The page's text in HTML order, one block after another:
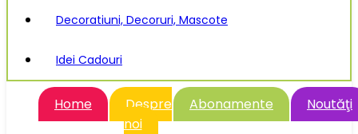
Decoratiuni, Decoruri, Mascote
Idei Cadouri
Home
Despre
noi
Abonamente Noutăţi